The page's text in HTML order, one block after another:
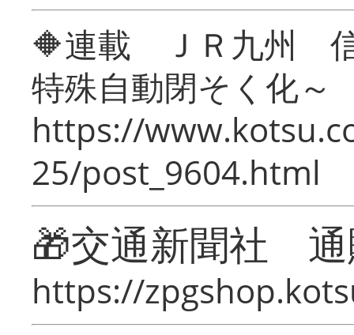
🔶連載 ＪＲ九州 信
特殊自動閉そく化～
https://
25/post_9604.html
🎁交通新聞社
https://